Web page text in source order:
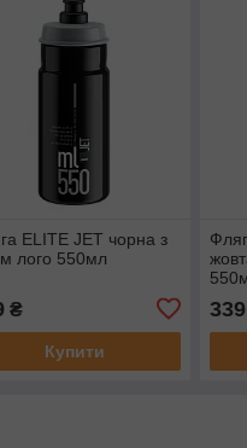
ELITE JET чорна з
лого 550мл
₴
Купити
339